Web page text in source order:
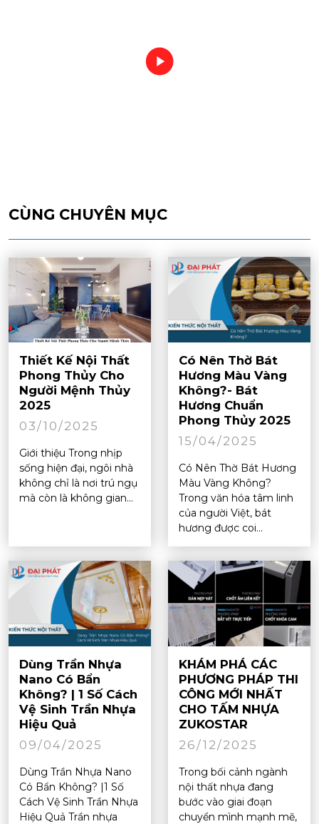
CÙNG CHUYÊN MỤC
Thiết Kế Nội Thất
Phong Thủy Cho
Người Mệnh Thủy
2025
03/10/2025
Giới thiệu Trong nhịp
sống hiện đại, ngôi nhà
không chỉ là nơi trú ngụ
mà còn là không gian...
Có Nên Thờ Bát
Hương Màu Vàng
Không?- Bát
Hương Chuẩn
Phong Thủy 2025
15/04/2025
Có Nên Thờ Bát Hương
Màu Vàng Không?
Trong văn hóa tâm linh
của người Việt, bát
hương được coi...
Dùng Trần Nhựa
Nano Có Bẩn
Không? | 1 Số Cách
Vệ Sinh Trần Nhựa
Hiệu Quả
09/04/2025
Dùng Trần Nhựa Nano
Có Bẩn Không? |1 Số
Cách Vệ Sinh Trần Nhựa
Hiệu Quả Trần nhựa
KHÁM PHÁ CÁC
PHƯƠNG PHÁP THI
CÔNG MỚI NHẤT
CHO TẤM NHỰA
ZUKOSTAR
26/12/2025
Trong bối cảnh ngành
nội thất nhựa đang
bước vào giai đoạn
chuyển mình mạnh mẽ,